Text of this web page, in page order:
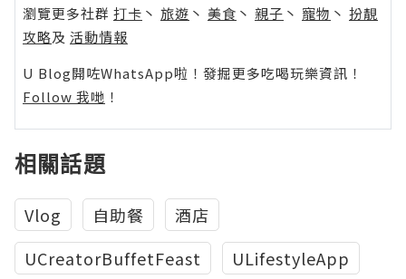
瀏覽更多社群 打卡 丶 旅遊 丶 美食 丶 親子 丶 寵物 丶 扮靚
攻略及 活動情報
U Blog開咗WhatsApp啦！發掘更多吃喝玩樂資訊！
Follow 我哋 ！
相關話題
Vlog 自助餐
酒店
UCreatorBuffetFeast
ULifestyleApp